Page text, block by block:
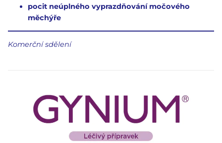
pocit neúplného vyprazdňování močového
měchýře
Komerční sdělení